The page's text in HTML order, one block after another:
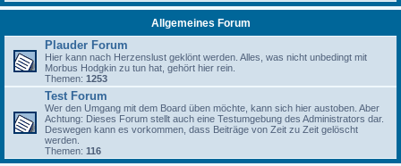
Allgemeines Forum
Plauder Forum
Hier kann nach Herzenslust geklönt werden. Alles, was nicht unbedingt mit
Morbus Hodgkin zu tun hat, gehört hier rein.
Themen: 1253
Test Forum
Wer den Umgang mit dem Board üben möchte, kann sich hier austoben. Aber
Achtung: Dieses Forum stellt auch eine Testumgebung des Administrators dar.
Deswegen kann es vorkommen, dass Beiträge von Zeit zu Zeit gelöscht
werden.
Themen: 116